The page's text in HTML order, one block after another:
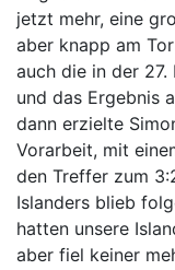
jetzt mehr, eine
aber knapp am
auch die in der
und das Ergebnis
dann erzielte
Vorarbeit, mit
den Treffer zum
Islanders blieb
hatten unsere
aber fiel keiner